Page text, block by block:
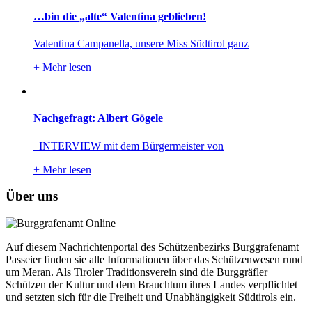
…bin die „alte“ Valentina geblieben!
Valentina Campanella, unsere Miss Südtirol ganz
+ Mehr lesen
Nachgefragt: Albert Gögele
INTERVIEW mit dem Bürgermeister von
+ Mehr lesen
Über uns
Auf diesem Nachrichtenportal des Schützenbezirks Burggrafenamt
Passeier finden sie alle Informationen über das Schützenwesen rund
um Meran. Als Tiroler Traditionsverein sind die Burggräfler
Schützen der Kultur und dem Brauchtum ihres Landes verpflichtet
und setzten sich für die Freiheit und Unabhängigkeit Südtirols ein.